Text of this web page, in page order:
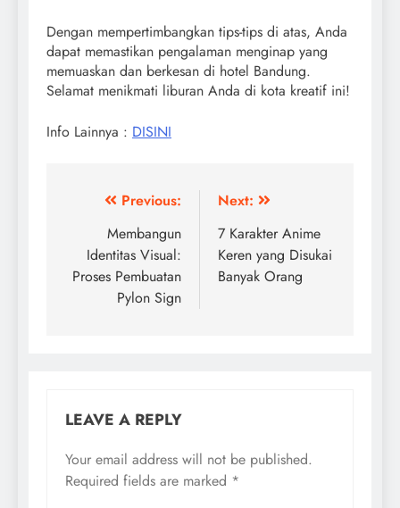
Dengan mempertimbangkan tips-tips di atas, Anda
dapat memastikan pengalaman menginap yang
memuaskan dan berkesan di hotel Bandung.
Selamat menikmati liburan Anda di kota kreatif ini!
Info Lainnya : DISINI
navigation
Previous:
Membangun
Identitas Visual:
Proses Pembuatan
Pylon Sign
Next:
7 Karakter Anime
Keren yang Disukai
Banyak Orang
LEAVE A REPLY
Your email address will not be published.
Required fields are marked *